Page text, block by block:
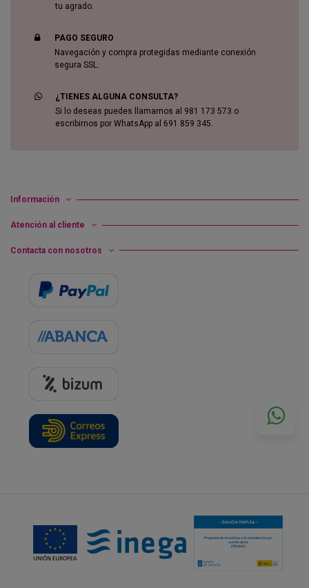
tu agrado.
PAGO SEGURO
Navegación y compra protegidas mediante conexión
segura SSL.
¿TIENES ALGUNA CONSULTA?
Si lo deseas puedes llamarnos al 981 173 573 o
escribirnos por WhatsApp al 691 859 345.
Información
Atención al cliente
Contacta con nosotros